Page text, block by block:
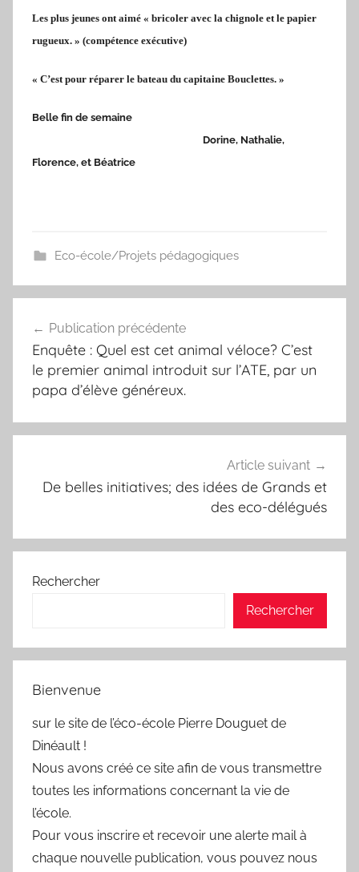
Les plus jeunes ont aimé « bricoler avec la chignole et le papier
rugueux. » (compétence exécutive)
« C’est pour réparer le bateau du capitaine Bouclettes. »
Belle fin de semaine
Dorine, Nathalie,
Florence, et Béatrice
Eco-école/Projets pédagogiques
de
l’article
Publication précédente
Enquête : Quel est cet animal véloce? C’est
le premier animal introduit sur l’ATE, par un
papa d’élève généreux.
Article suivant
De belles initiatives; des idées de Grands et
des eco-délégués
Rechercher
Rechercher
Bienvenue
sur le site de l’éco-école Pierre Douguet de
Dinéault !
Nous avons créé ce site afin de vous transmettre
toutes les informations concernant la vie de
l’école.
Pour vous inscrire et recevoir une alerte mail à
chaque nouvelle publication, vous pouvez nous